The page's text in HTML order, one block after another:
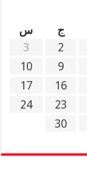
ج
س
2
3
9
10
16
17
23
24
30